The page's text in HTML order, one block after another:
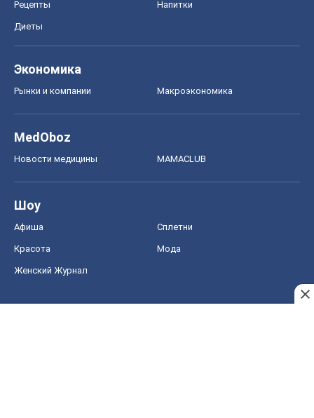
Рецепты Напитки
Диеты
Экономика
Рынки и компании Mакроэкономика
MedOboz
Новости медицины MAMACLUB
Шоу
Афиша Сплетни
Красота Мода
Женский Журнал